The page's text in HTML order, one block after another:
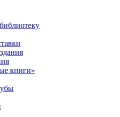
книги»